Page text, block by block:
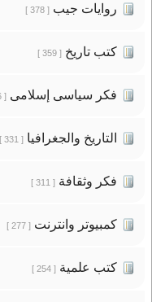
روايات جيب[ 378 ]
كتب تاريخ[ 359 ]
فكر سياسى إسلامى[ 356 ]
التاريخ والجغرافيا[ 331 ]
فكر وثقافة[ 311 ]
كمبيوتر وانترنت[ 277 ]
كتب علمية[ 254 ]